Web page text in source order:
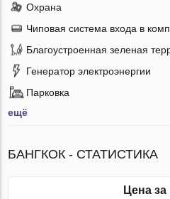
Охрана
Чиповая система входа в
Благоустроенная зеленая
Генератор электроэнергии
Парковка
ещё
БАНГКОК - СТАТИСТИКА
Цена за